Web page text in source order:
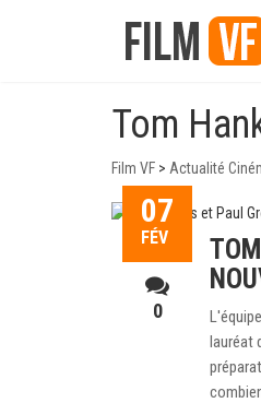
Tom
Film VF > Actualité
07
FÉV
0
lauréat